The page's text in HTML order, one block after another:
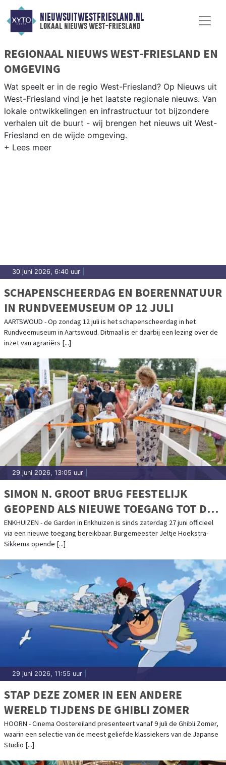
NIEUWSUITWESTFRIESLAND.NL
lokaal nieuws west-friesland
REGIONAAL NIEUWS WEST-FRIESLAND EN
OMGEVING
Wat speelt er in de regio West-Friesland? Op Nieuws uit
West-Friesland vind je het laatste regionale nieuws. Van
lokale ontwikkelingen en infrastructuur tot bijzondere
verhalen uit de buurt - wij brengen het nieuws uit West-
Friesland en de wijde omgeving.
30 juni 2026, 6:40 uur
SCHAPENSCHEERDAG EN BOERENNATUUR
IN RUNDVEEMUSEUM OP 12 JULI
AARTSWOUD - Op zondag 12 juli is het schapenscheerdag in het
Rundveemuseum in Aartswoud. Ditmaal is er daarbij een lezing over de
inzet van agrariërs [...]
29 juni 2026, 13:05 uur
SIMON N. GROOT BRUG FEESTELIJK
GEOPEND ALS NIEUWE TOEGANG TOT DE
GARDEN
ENKHUIZEN - de Garden in Enkhuizen is sinds zaterdag 27 juni officieel
via een nieuwe toegang bereikbaar. Burgemeester Jeltje Hoekstra-
Sikkema opende [...]
29 juni 2026, 11:55 uur
STAP DEZE ZOMER IN EEN ANDERE
WERELD TIJDENS DE GHIBLI ZOMER
HOORN - Cinema Oostereiland presenteert vanaf 9 juli de Ghibli Zomer,
waarin een selectie van de meest geliefde klassiekers van de Japanse
Studio [...]